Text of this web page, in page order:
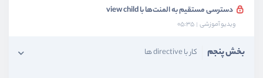
دسترسی مستقیم به المنت‌ها با view child
ویدیو آموزشی 05:35
بخش پنجم کار با directive ها